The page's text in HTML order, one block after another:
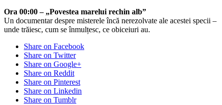
Ora 00:00 – „Povestea marelui rechin alb”
Un documentar despre misterele încă nerezolvate ale acestei specii –
unde trăiesc, cum se înmulțesc, ce obiceiuri au.
Share on Facebook
Share on Twitter
Share on Google+
Share on Reddit
Share on Pinterest
Share on Linkedin
Share on Tumblr